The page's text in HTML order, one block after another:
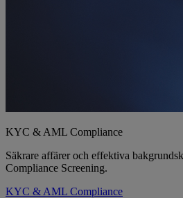
KYC & AML Compliance
Säkrare affärer och effektiva
Compliance Screening.
KYC & AML Compliance